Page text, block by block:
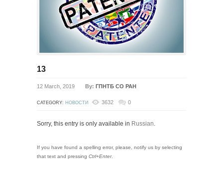
13
12 March, 2019 By: ГПНТБ СО РАН
CATEGORY: НОВОСТИ 3632 0
Sorry, this entry is only available in Russian.
If you have found a spelling error, please, notify us by selecting
that text and pressing Ctrl+Enter.